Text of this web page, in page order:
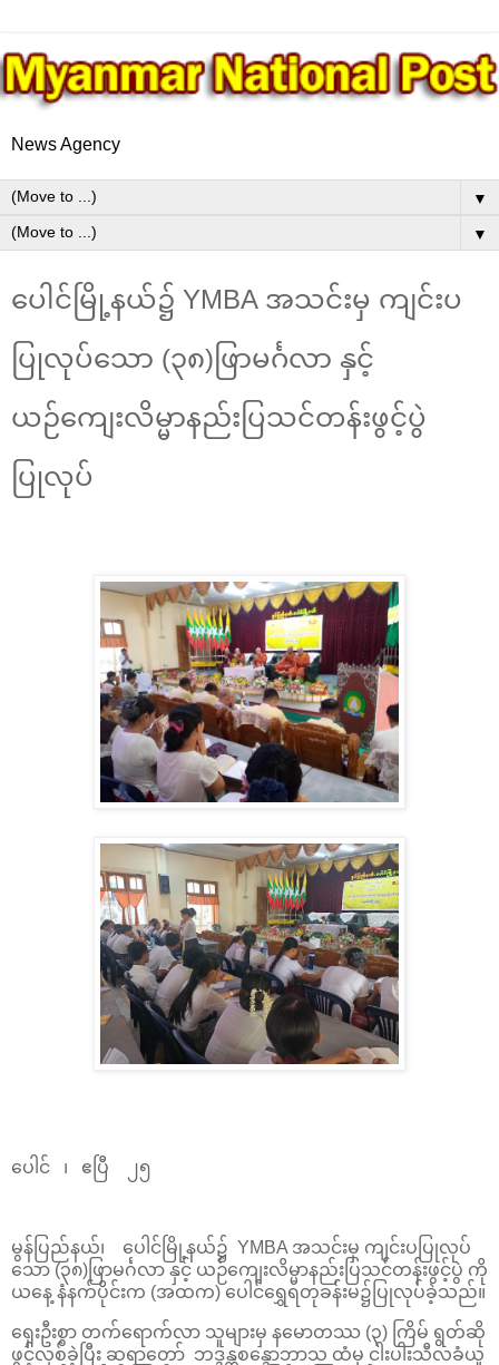
News Agency
▼
▼
ပေါင်မြို့နယ်၌ YMBA အသင်းမှ ကျင်းပ
ပြုလုပ်သော (၃၈)ဖြာမင်္ဂလာ နှင့်
ယဉ်ကျေးလိမ္မာနည်းပြသင်တန်းဖွင့်ပွဲ
ပြုလုပ်
ပေါင် ၊ ဧပြီ ၂၅
မွန်ပြည်နယ်၊ ပေါင်မြို့နယ်၌ YMBA အသင်းမှ ကျင်းပပြုလုပ်
သော (၃၈)ဖြာမင်္ဂလာ နှင့် ယဉ်ကျေးလိမ္မာနည်းပြသင်တန်းဖွင့်ပွဲ ကို
ယနေ့ နံနက်ပိုင်းက (အထက) ပေါင်ရွှေရတုခန်းမ၌ပြုလုပ်ခဲ့သည်။
ရှေးဦးစွာ တက်ရောက်လာ သူများမှ နမောတဿ (၃) ကြိမ် ရွတ်ဆို
ဖွင့်လှစ်ခဲ့ပြီး ဆရာတော် ဘဒ္ဒန္တစန္ဒောဘာသ ထံမှ ငါးပါးသီလခံယူ